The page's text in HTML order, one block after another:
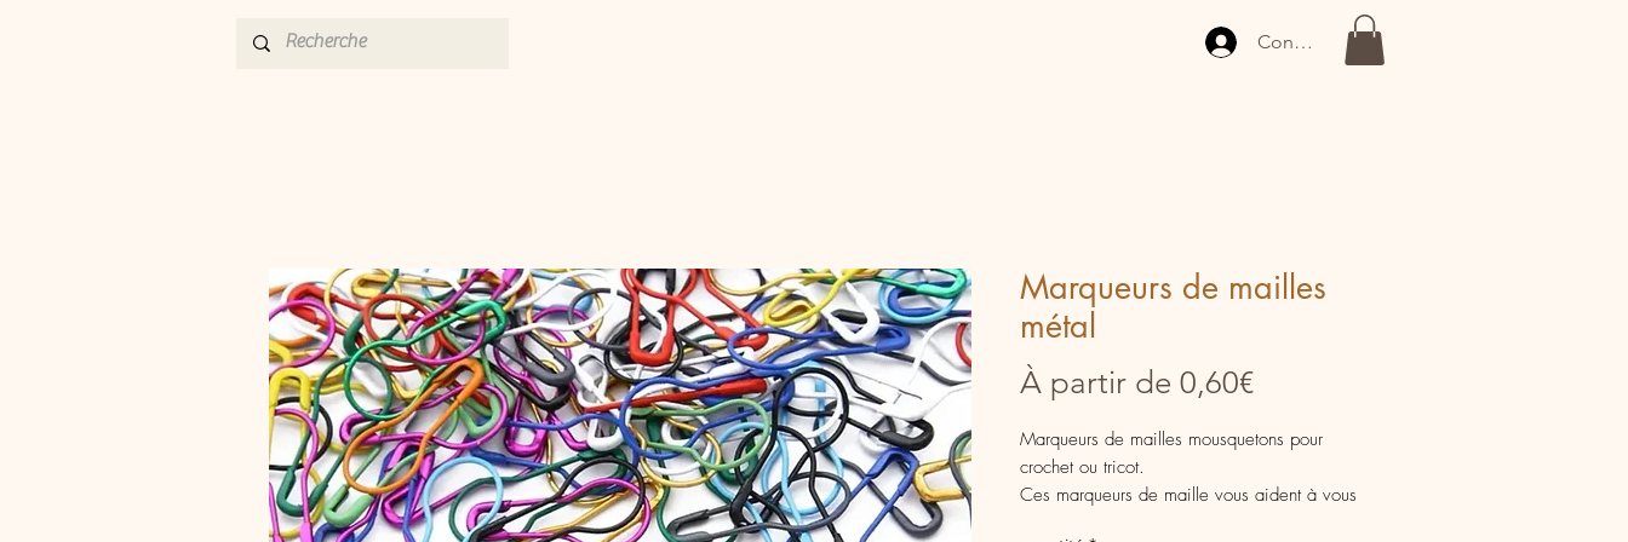
Connexion
Marqueurs de mailles
métal
À partir de 0,60€Prix
Marqueurs de mailles mousquetons pour
crochet ou tricot.
Ces marqueurs de maille vous aident à vous